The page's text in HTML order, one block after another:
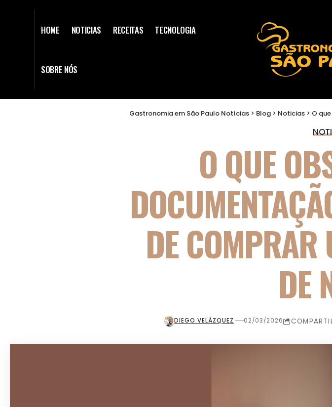
HOME NOTICIAS RECEITAS TECNOLOGIA
SOBRE NÓS
Gastronomia em São Paulo Notícias > Blog > Noticias > O que
O QUE
DE
DE
DIEGO VELÁZQUEZ 02/03/2026